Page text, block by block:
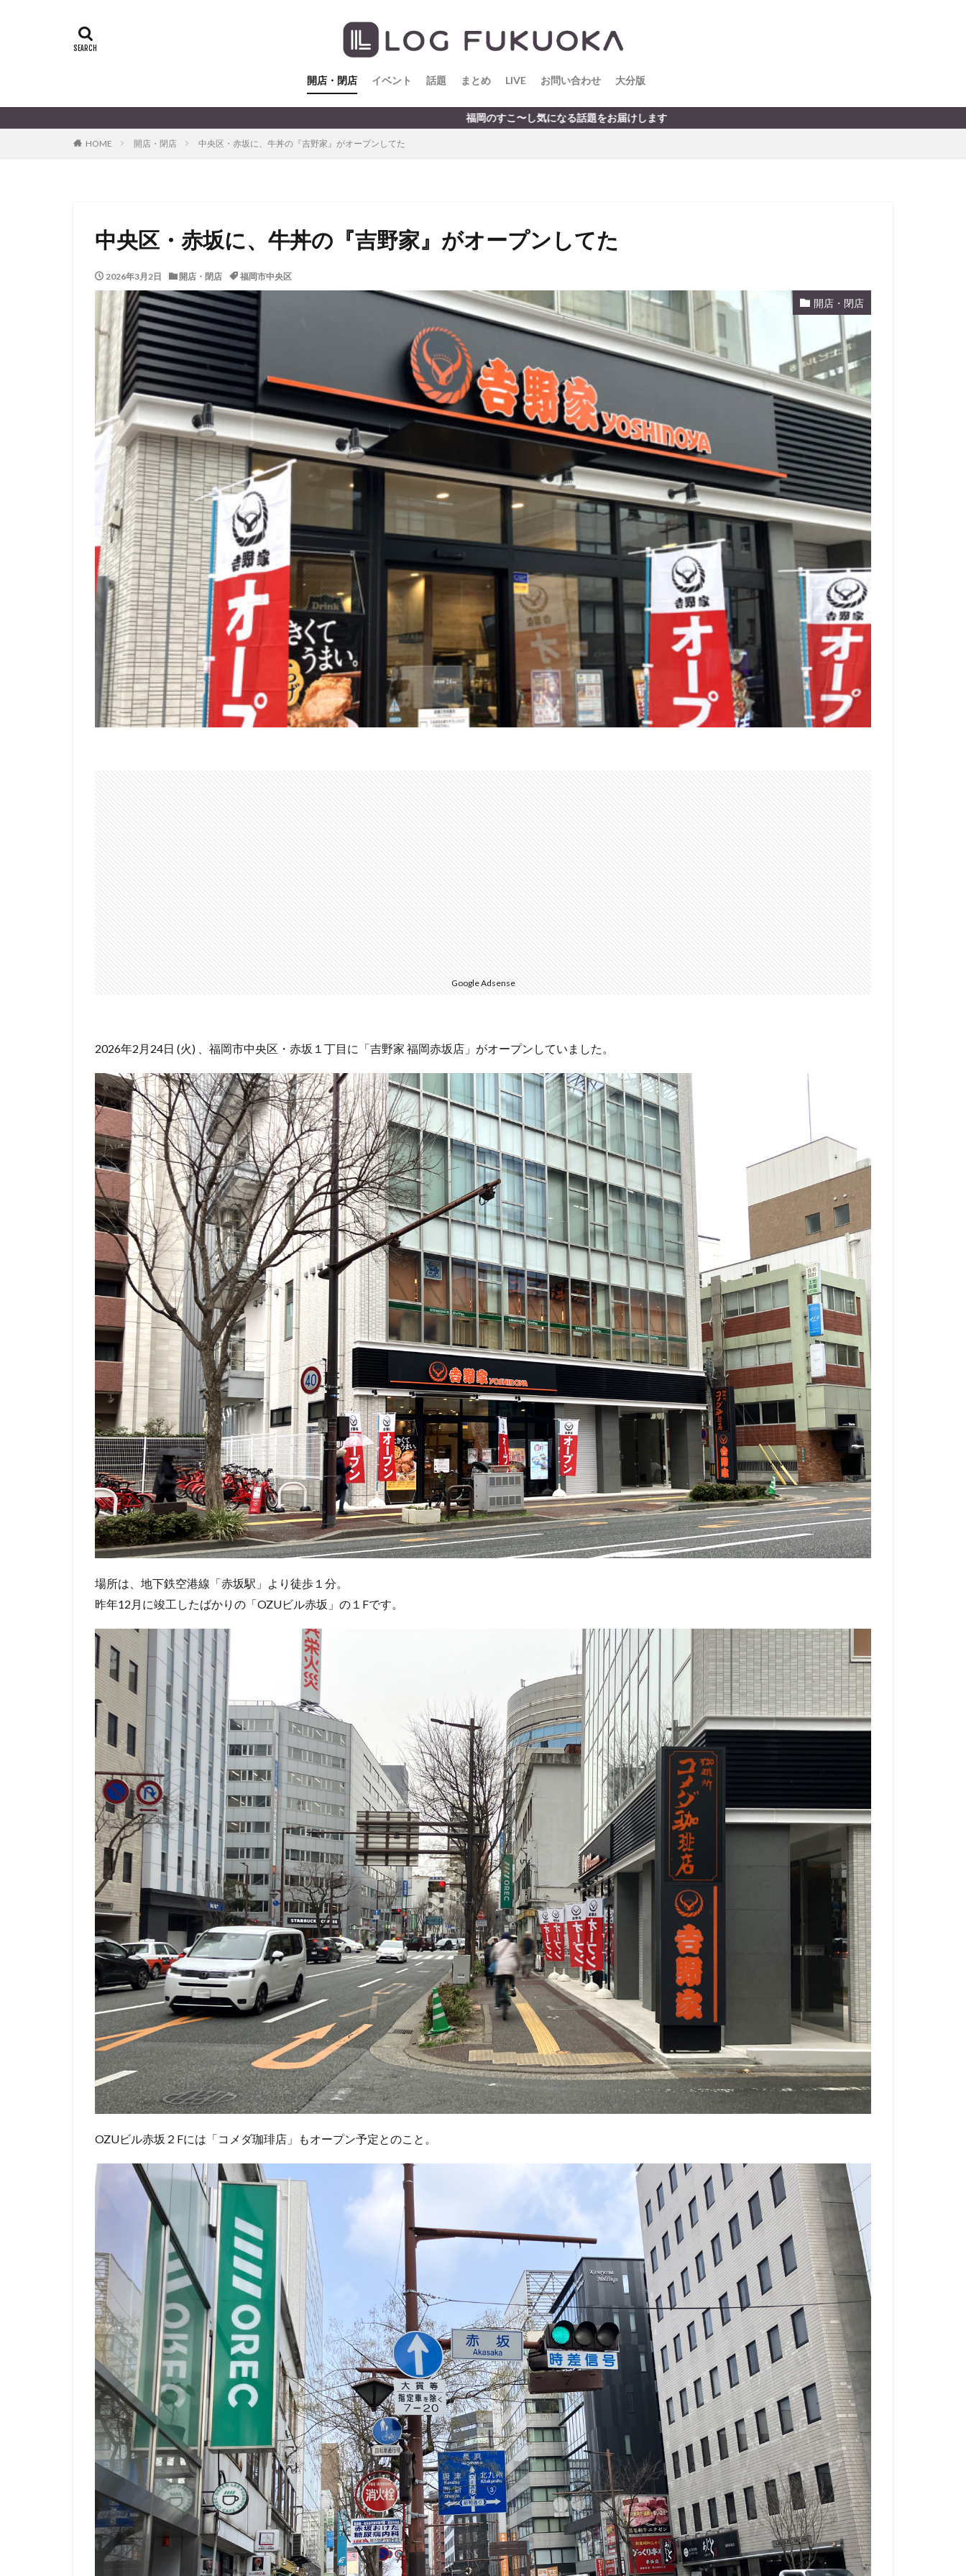
開店・閉店 イベント 話題 まとめ LIVE お問い合わせ 大分版
福岡のすこ〜し気になる話題をお届けします
HOME 開店・閉店 中央区・赤坂に、牛丼の『吉野家』がオープンしてた
中央区・赤坂に、牛丼の『吉野家』がオープンしてた
2026年3月2日 開店・閉店 福岡市中央区
開店・閉店
Google Adsense
2026年2月24日 (火) 、福岡市中央区・赤坂１丁目に「吉野家 福岡赤坂店」がオープンしていました。
場所は、地下鉄空港線「赤坂駅」より徒歩１分。
昨年12月に竣工したばかりの「OZUビル赤坂」の１Fです。
OZUビル赤坂２Fには「コメダ珈琲店」もオープン予定とのこと。